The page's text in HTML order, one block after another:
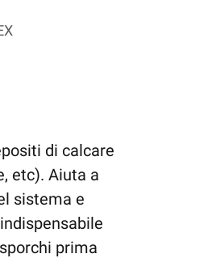
di calcare
etc). Aiuta a
sistema e
prima